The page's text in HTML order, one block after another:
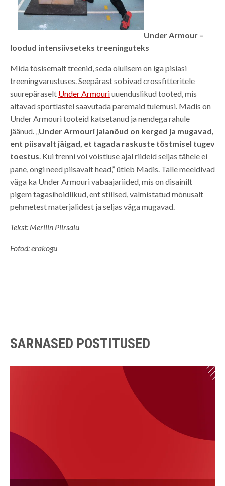
Under Armour –
loodud intensiivseteks treeninguteks
Mida tõsisemalt treenid, seda olulisem on iga pisiasi
treeningvarustuses. Seepärast sobivad crossfitteritele
suurepäraselt Under Armouriuuenduslikud tooted, mis
aitavad sportlastel saavutada paremaid tulemusi. Madis on
Under Armouri tooteid katsetanud ja nendega rahule
jäänud. „Under Armouri jalanõud on kerged ja mugavad,
ent piisavalt jäigad, et tagada raskuste tõstmisel tugev
toestus. Kui trenni või võistluse ajal riideid seljas tähele ei
pane, ongi need piisavalt head,” ütleb Madis. Talle meeldivad
väga ka Under Armouri vabaajariided, mis on disainilt
pigem tagasihoidlikud, ent stiilsed, valmistatud mõnusalt
pehmetest materjalidest ja seljas väga mugavad.
Tekst: Merilin Piirsalu
Fotod: erakogu
SARNASED POSTITUSED